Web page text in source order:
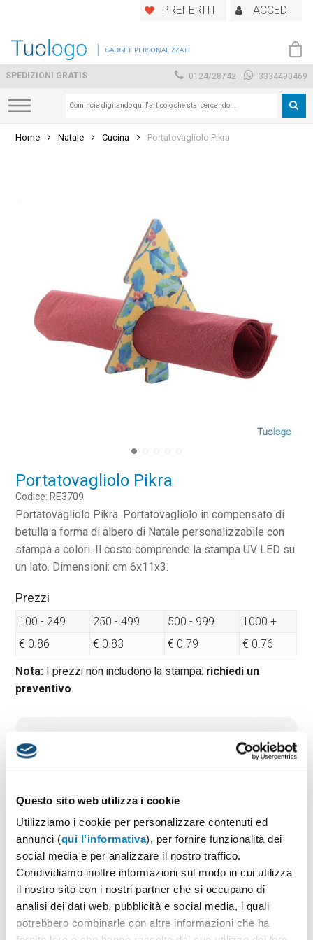
Questo sito web utilizza i cookie
Utilizziamo i cookie per personalizzare contenuti ed
annunci (qui l'informativa), per fornire funzionalità dei
social media e per analizzare il nostro traffico.
Condividiamo inoltre informazioni sul modo in cui utilizza
il nostro sito con i nostri partner che si occupano di
analisi dei dati web, pubblicità e social media, i quali
potrebbero combinarle con altre informazioni che ha
main
PREFERITI ACCEDI
GADGET PERSONALIZZATI
SPEDIZIONI GRATIS 0124/28742 3334490469
Home Natale Cucina Portatovagliolo Pikra
Portatovagliolo Pikra
Codice: RE3709
Portatovagliolo Pikra. Portatovagliolo in compensato di
betulla a forma di albero di Natale personalizzabile con
stampa a colori. Il costo comprende la stampa UV LED su
un lato. Dimensioni: cm 6x11x3.
Prezzi
100 - 249 250 - 499 500 - 999
1000 +
€ 0.86
€ 0.83 € 0.79 € 0.76
Nota: I prezzi non includono la stampa: richiedi un
preventivo.
Tempi di consegna standard:
10 gg lavorativi
Materiale:Legno
PREVENTIVO & BOZZA GRATUITA
Potrai indicare successivamente la suddivisione per
taglie e colore
1 Seleziona il colore: